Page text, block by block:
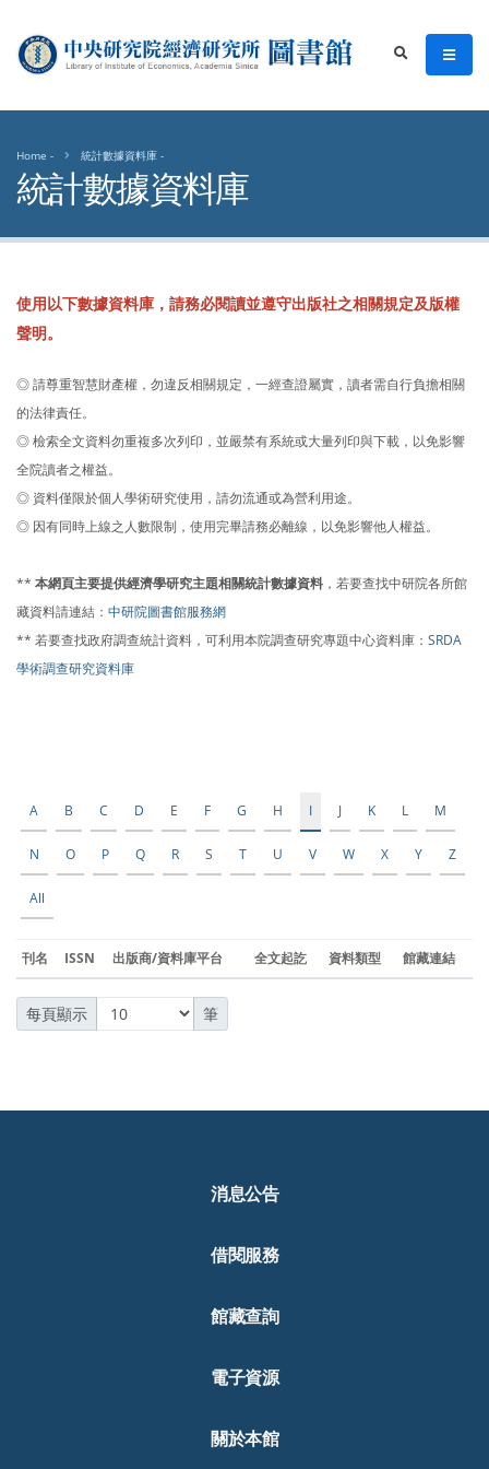
中央研究院經濟研究所圖書館
search
Home 統計數據資料庫
統計數據資料庫
使用以下數據資料庫，請務必閱讀並遵守出版社之相關規定及版權
聲明。
◎ 請尊重智慧財產權，勿違反相關規定，一經查證屬實，讀者需自行負擔相關
的法律責任。
◎ 檢索全文資料勿重複多次列印，並嚴禁有系統或大量列印與下載，以免影響
全院讀者之權益。
◎ 資料僅限於個人學術研究使用，請勿流通或為營利用途。
◎ 因有同時上線之人數限制，使用完畢請務必離線，以免影響他人權益。
** 本網頁主要提供經濟學研究主題相關統計數據資料 ，若要查找中研院各所館
藏資料請連結： 中研院圖書館服務網
** 若要查找政府調查統計資料，可利用本院調查研究專題中心資料庫： SRDA
學術調查研究資料庫
A B C D E F G H I J K L M
N O P Q R S T U V W X Y Z
All
刊名 ISSN 出版商/資料庫平台 全文起訖 資料類型 館藏連結
每頁顯示 筆
消息公告
借閱服務
館藏查詢
電子資源
關於本館